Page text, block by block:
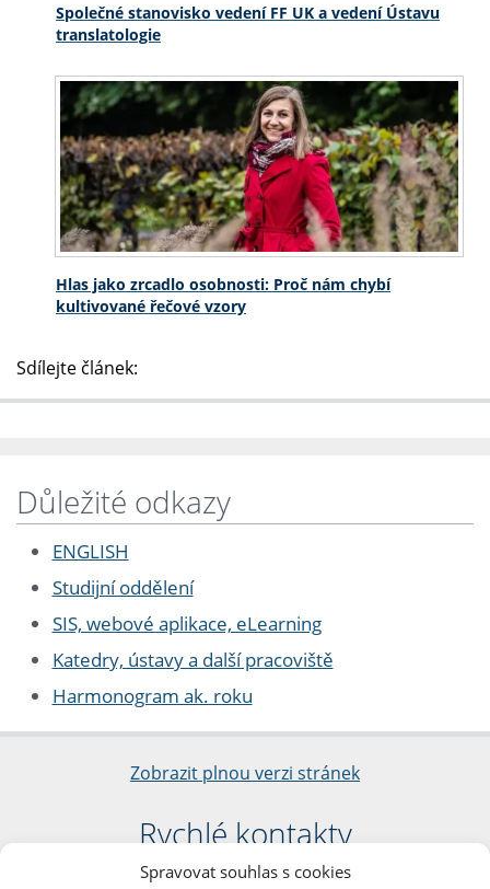
Spravovat souhlas s cookies
Společné stanovisko vedení FF UK a vedení Ústavu
translatologie
Hlas jako zrcadlo osobnosti: Proč nám chybí
kultivované řečové vzory
Sdílejte článek:
Důležité odkazy
ENGLISH
Studijní oddělení
SIS, webové aplikace, eLearning
Katedry, ústavy a další pracoviště
Harmonogram ak. roku
Zobrazit plnou verzi stránek
Rychlé kontakty
Filozofická fakulta